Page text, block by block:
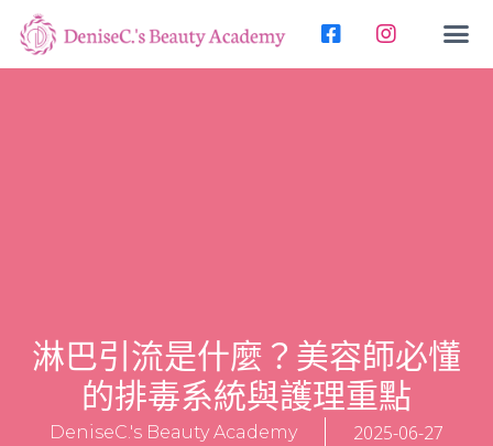
淋巴引流是什麼？美容師必懂
的排毒系統與護理重點
DeniseC.'s Beauty Academy 2025-06-27